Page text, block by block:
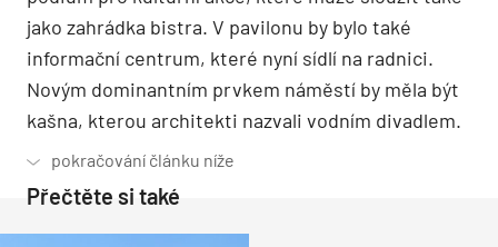
jako zahrádka bistra. V pavilonu by bylo také
informační centrum, které nyní sídlí na radnici.
Novým dominantním prvkem náměstí by měla být
kašna, kterou architekti nazvali vodním divadlem.
Přečtěte si také